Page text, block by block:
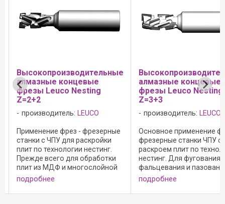
Высокопроизводительные
алмазные концевые
фрезы Leuco Nesting
Z=2+2
производитель: LEUCO
Применение фрез - фрезерные
станки с ЧПУ для раскройки
плит по технологии нестинг.
Прежде всего для обработки
плит из МДФ и многослойной
фанеры: - резец для
засверливания из
поликристаллического алмаза
подробнее
алмазные концевые
фрезы Leuco Nesting
Z=3+3
производитель: LEUCO
Основное применение
фрезерные станки ЧПУ с
раскроем плит по
нестинг. Для фугования,
фальцевания и
(исполнение с
углом) древесно-
материалов с
подробнее